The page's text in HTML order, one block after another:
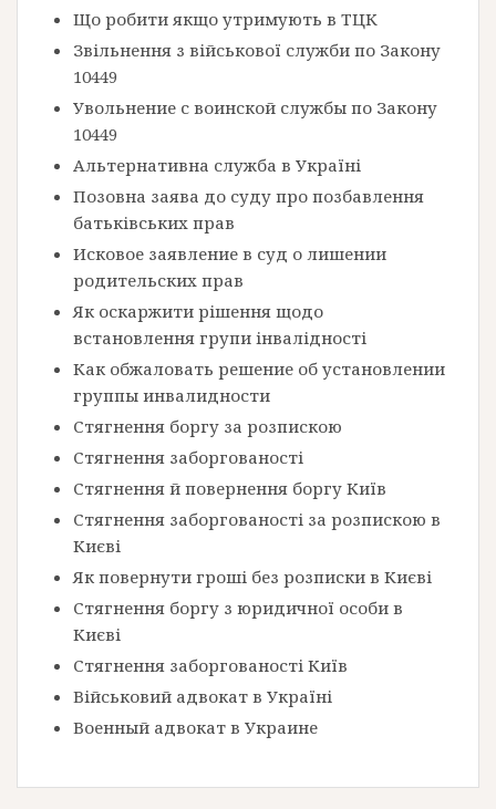
Що робити якщо утримують в ТЦК
Звільнення з військової служби по Закону
10449
Увольнение с воинской службы по Закону
10449
Альтернативна служба в Україні
Позовна заява до суду про позбавлення
батьківських прав
Исковое заявление в суд о лишении
родительских прав
Як оскаржити рішення щодо
встановлення групи інвалідності
Как обжаловать решение об установлении
группы инвалидности
Стягнення боргу за розпискою
Стягнення заборгованості
Стягнення й повернення боргу Київ
Стягнення заборгованості за розпискою в
Києві
Як повернути гроші без розписки в Києві
Стягнення боргу з юридичної особи в
Києві
Стягнення заборгованості Київ
Військовий адвокат в Україні
Военный адвокат в Украине